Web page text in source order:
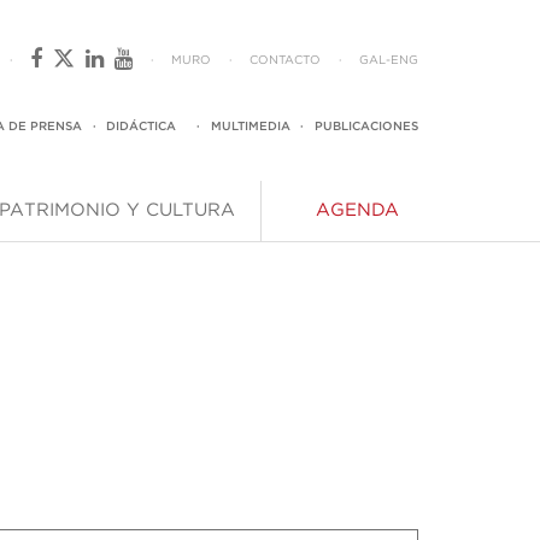
· · MURO · CONTACTO · GAL- ENG
DE PRENSA · DIDÁCTICA · MULTIMEDIA · PUBLICACIONES
PATRIMONIO Y CULTURA AGENDA